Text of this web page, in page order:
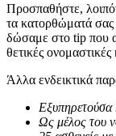
Προσπαθήστε,
τα κατορθώματά σας
δώσαμε στο tip που
θετικές ονομαστικές
Άλλα ενδεικτικά
Εξυπηρετούσα
Ως μέλος του